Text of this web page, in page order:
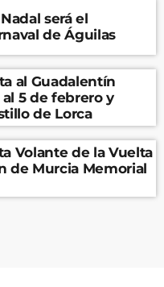
será el
de Águilas
al Guadalentín
5 de febrero y
de Lorca
Volante de la Vuelta
de Murcia Memorial